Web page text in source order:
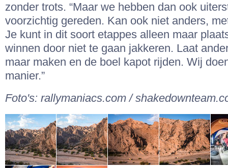
zonder trots. “Maar we hebben dan ook
voorzichtig gereden. Kan ook niet anders,
Je kunt in dit soort etappes alleen maar
winnen door niet te gaan jakkeren. Laat
maar maken en de boel kapot rijden. Wij
manier.”
Foto's: rallymaniacs.com /